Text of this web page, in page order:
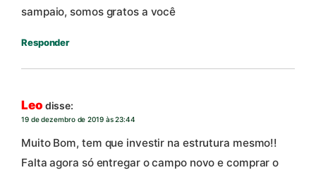
sampaio, somos gratos a você
Responder
Leo disse:
19 de dezembro de 2019 às 23:44
Muito Bom, tem que investir na estrutura mesmo!!
Falta agora só entregar o campo novo e comprar o